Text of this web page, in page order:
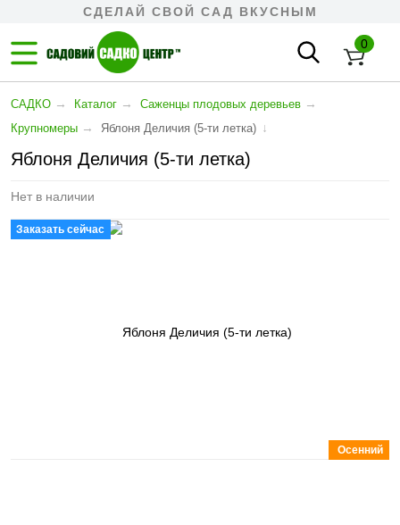
СДЕЛАЙ СВОЙ САД ВКУСНЫМ
0
САДКО → Каталог → Cаженцы плодовых деревьев →
Крупномеры → Яблоня Деличия (5-ти летка) ↓
Яблоня Деличия (5-ти летка)
Нет в наличии
Заказать сейчас
Осенний